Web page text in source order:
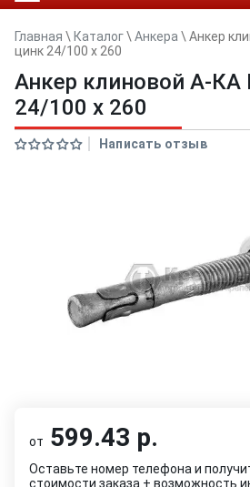
Главная \ Каталог\ Анкера \ Анкер
цинк 24/100 x 260
Анкер клиновой А-КА
24/100 x 260
Написать отзыв
от 599.43 р.
Оставьте номер телефона и
стоимости заказа + возможность